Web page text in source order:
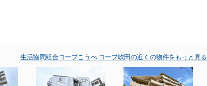
生活協同組合コープこうべ コープ吹田の近くの物件をもっと見る